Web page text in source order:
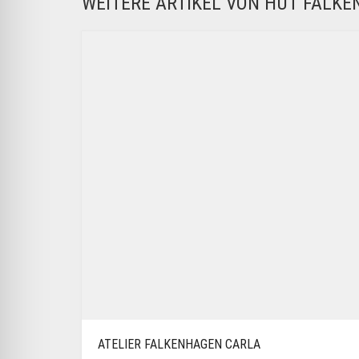
ATELIER FALKENHAGEN CARLA